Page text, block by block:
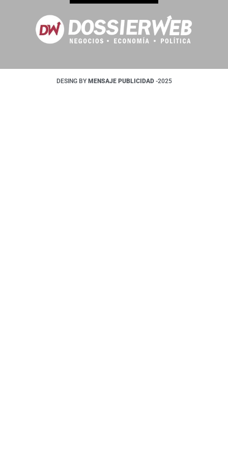
DESING BY MENSAJE PUBLICIDAD -2025